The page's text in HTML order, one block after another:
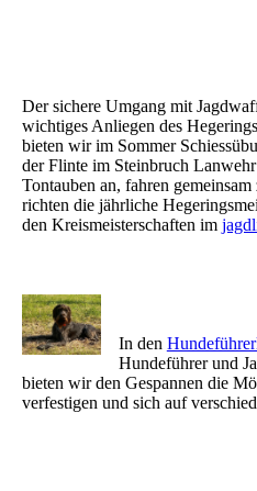
Der sichere Umgang mit
wichtiges Anliegen des
bieten wir im Sommer
der Flinte im Steinbruch
Tontauben an, fahren
richten die jährliche
den Kreismeisterschaften im
In den
Hundeführer und
bieten wir den Gespannen die
verfestigen und sich auf